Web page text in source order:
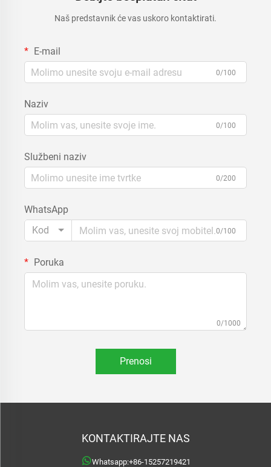
Naš predstavnik će vas uskoro kontaktirati.
E-mail
0/100
Naziv
0/100
Službeni naziv
0/200
WhatsApp
Kod
0/100
Poruka
0/1000
Prenosi
KONTAKTIRAJTE NAS
Whatsapp:+86-15257219421